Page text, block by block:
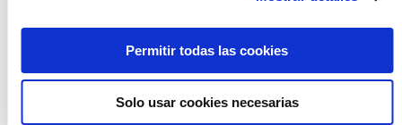
Permitir todas las cookies
Solo usar cookies necesarias
entre recuerde que está en una increíble vivienda de obra
nueva en la playa.
En otro tipo de inmueble como seríaEl Turo de la Cisa
viviendas unifamiliares de 4 y 5 habitaciones, nos
encontramos con que habrá cosas varias de niños o